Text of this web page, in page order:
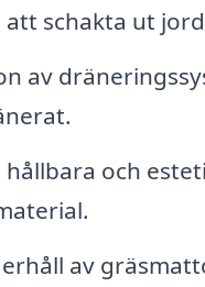
schakta ut
av
hållbara och
av